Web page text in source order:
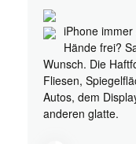
iPhone
Hände frei?
Wunsch. Die
Fliesen,
Autos, dem
anderen glatte.